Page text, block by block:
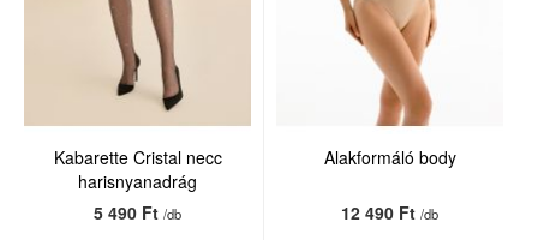
Kabarette Cristal necc
harisnyanadrág
5 490 Ft/db
Alakformáló body
12 490 Ft/db